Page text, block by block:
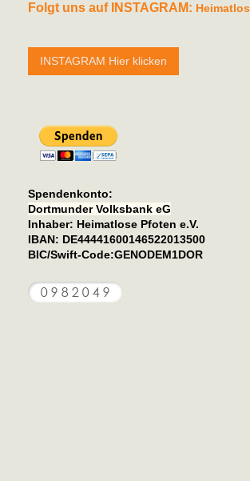
Folgt uns auf INSTAGRAM:
INSTAGRAM Hier klicken
Spendenkonto:
Dortmunder Volksbank eG
Inhaber: Heimatlose Pfoten e.V.
IBAN: DE44441600146522013500
BIC/Swift-Code:GENODEM1DOR